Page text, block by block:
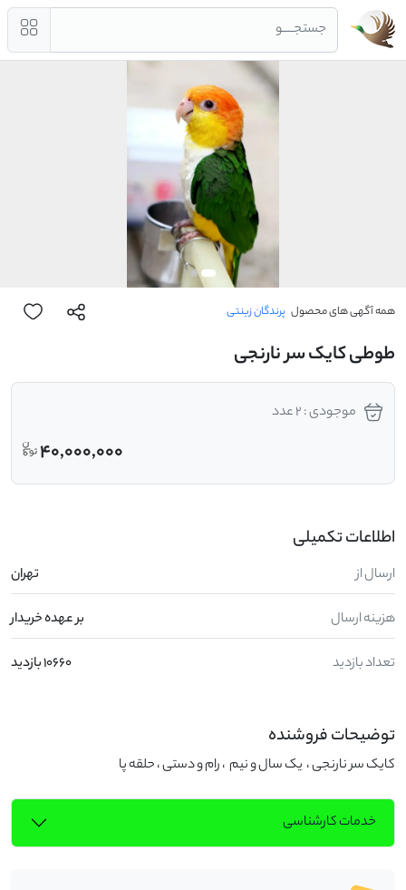
جستجــــو
همه آگهی های محصول پرندگان زینتی
طوطی کایک سر نارنجی
موجودی : 2 عدد
40,000,000
اطلاعات تکمیلی
ارسال از تهران
هزینه ارسال بر عهده خریدار
تعداد بازدید 10660 بازدید
توضیحات فروشنده
کایک سر نارنجی ،  یک سال و نیم  ، رام و دستی ، حلقه پا
خدمات کارشناسی